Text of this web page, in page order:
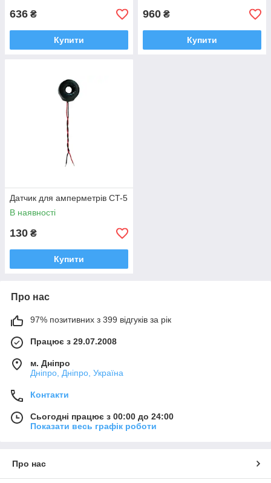
636 ₴
Купити
960 ₴
Купити
Датчик для амперметрів CT-5
В наявності
130 ₴
Купити
Про нас
97% позитивних з 399 відгуків за рік
Працює з 29.07.2008
м. Дніпро
Дніпро, Дніпро, Україна
Контакти
Сьогодні працює з 00:00 до 24:00
Показати весь графік роботи
Про нас